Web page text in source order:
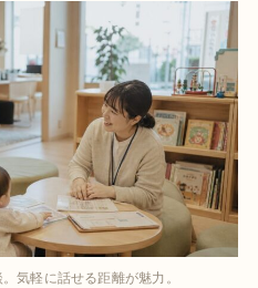
気軽に話せる距離が魅力。